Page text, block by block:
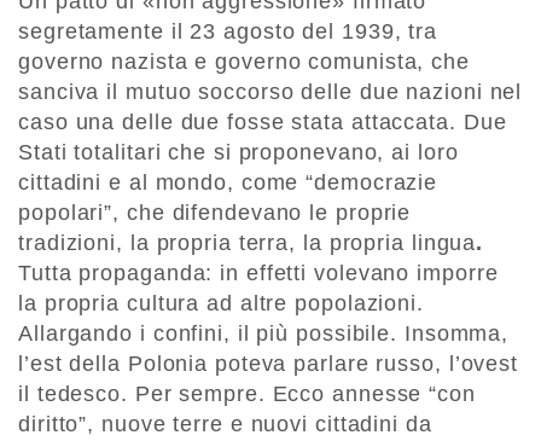
segretamente il 23 agosto del 1939, tra
governo nazista e governo comunista, che
sanciva il mutuo soccorso delle due nazioni nel
caso una delle due fosse stata attaccata. Due
Stati totalitari che si proponevano, ai loro
cittadini e al mondo, come “democrazie
popolari”, che difendevano le proprie
tradizioni, la propria terra, la propria lingua.
Tutta propaganda: in effetti volevano imporre
la propria cultura ad altre popolazioni.
Allargando i confini, il più possibile. Insomma,
l’est della Polonia poteva parlare russo, l’ovest
il tedesco. Per sempre. Ecco annesse “con
diritto”, nuove terre e nuovi cittadini da